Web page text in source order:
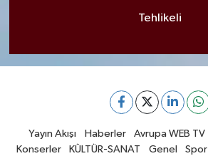
Tehlikeli
Yayın Akışı Haberler Avrupa WEB TV
Konserler
KÜLTÜR-SANAT Genel Spor